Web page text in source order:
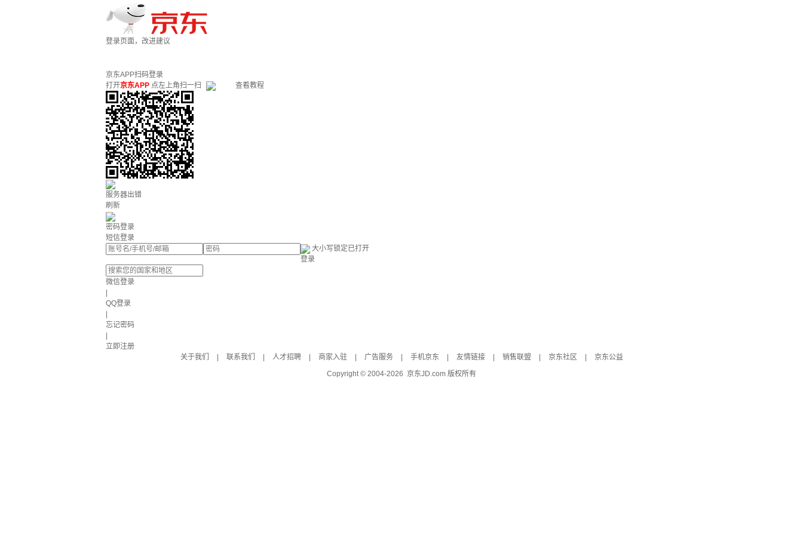
登录页面，改进建议
京东APP扫码登录
打开京东APP 点左上角扫一扫 查看教程
服务器出错
刷新
密码登录
短信登录
大小写锁定已打开
登录
微信登录
QQ登录
忘记密码
立即注册
关于我们
联系我们 人才招聘 商家入驻 广告服务 手机京东 友情链接 销售联盟 京东社区
京东公益
Copyright © 2004-2026 京东JD.com 版权所有